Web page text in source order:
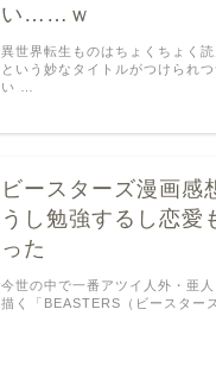
い……ｗ
異世界転生ものはちょくちょく
という妙なタイトルがつけられ
い …
ビースターズ漫画感
うし勉強するし恋愛
った
今世の中で一番アツイ人外・亜
描く「BEASTERS（ビースター